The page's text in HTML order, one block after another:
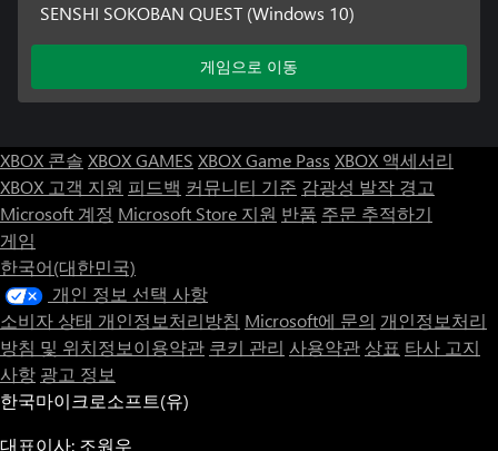
SENSHI SOKOBAN QUEST (Windows 10)
게임으로 이동
XBOX 콘솔 XBOX GAMES XBOX Game Pass XBOX 액세서리
XBOX 고객 지원 피드백 커뮤니티 기준 감광성 발작 경고
Microsoft 계정 Microsoft Store 지원 반품 주문 추적하기
게임
한국어(대한민국)
개인 정보 선택 사항
소비자 상태 개인정보처리방침 Microsoft에 문의 개인정보처리
방침 및 위치정보이용약관 쿠키 관리 사용약관 상표 타사 고지
사항 광고 정보
한국마이크로소프트(유)
대표이사: 조원우